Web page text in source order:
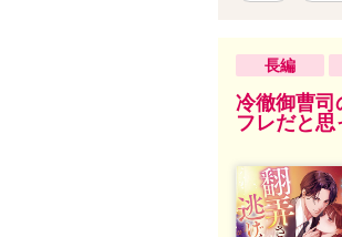
長編
冷徹御曹
フレだと